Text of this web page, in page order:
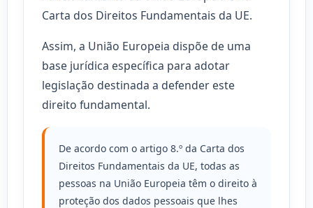
Carta dos Direitos Fundamentais da UE.
Assim, a União Europeia dispõe de uma
base jurídica específica para adotar
legislação destinada a defender este
direito fundamental.
De acordo com o artigo 8.º da Carta dos
Direitos Fundamentais da UE, todas as
pessoas na União Europeia têm o direito à
proteção dos dados pessoais que lhes